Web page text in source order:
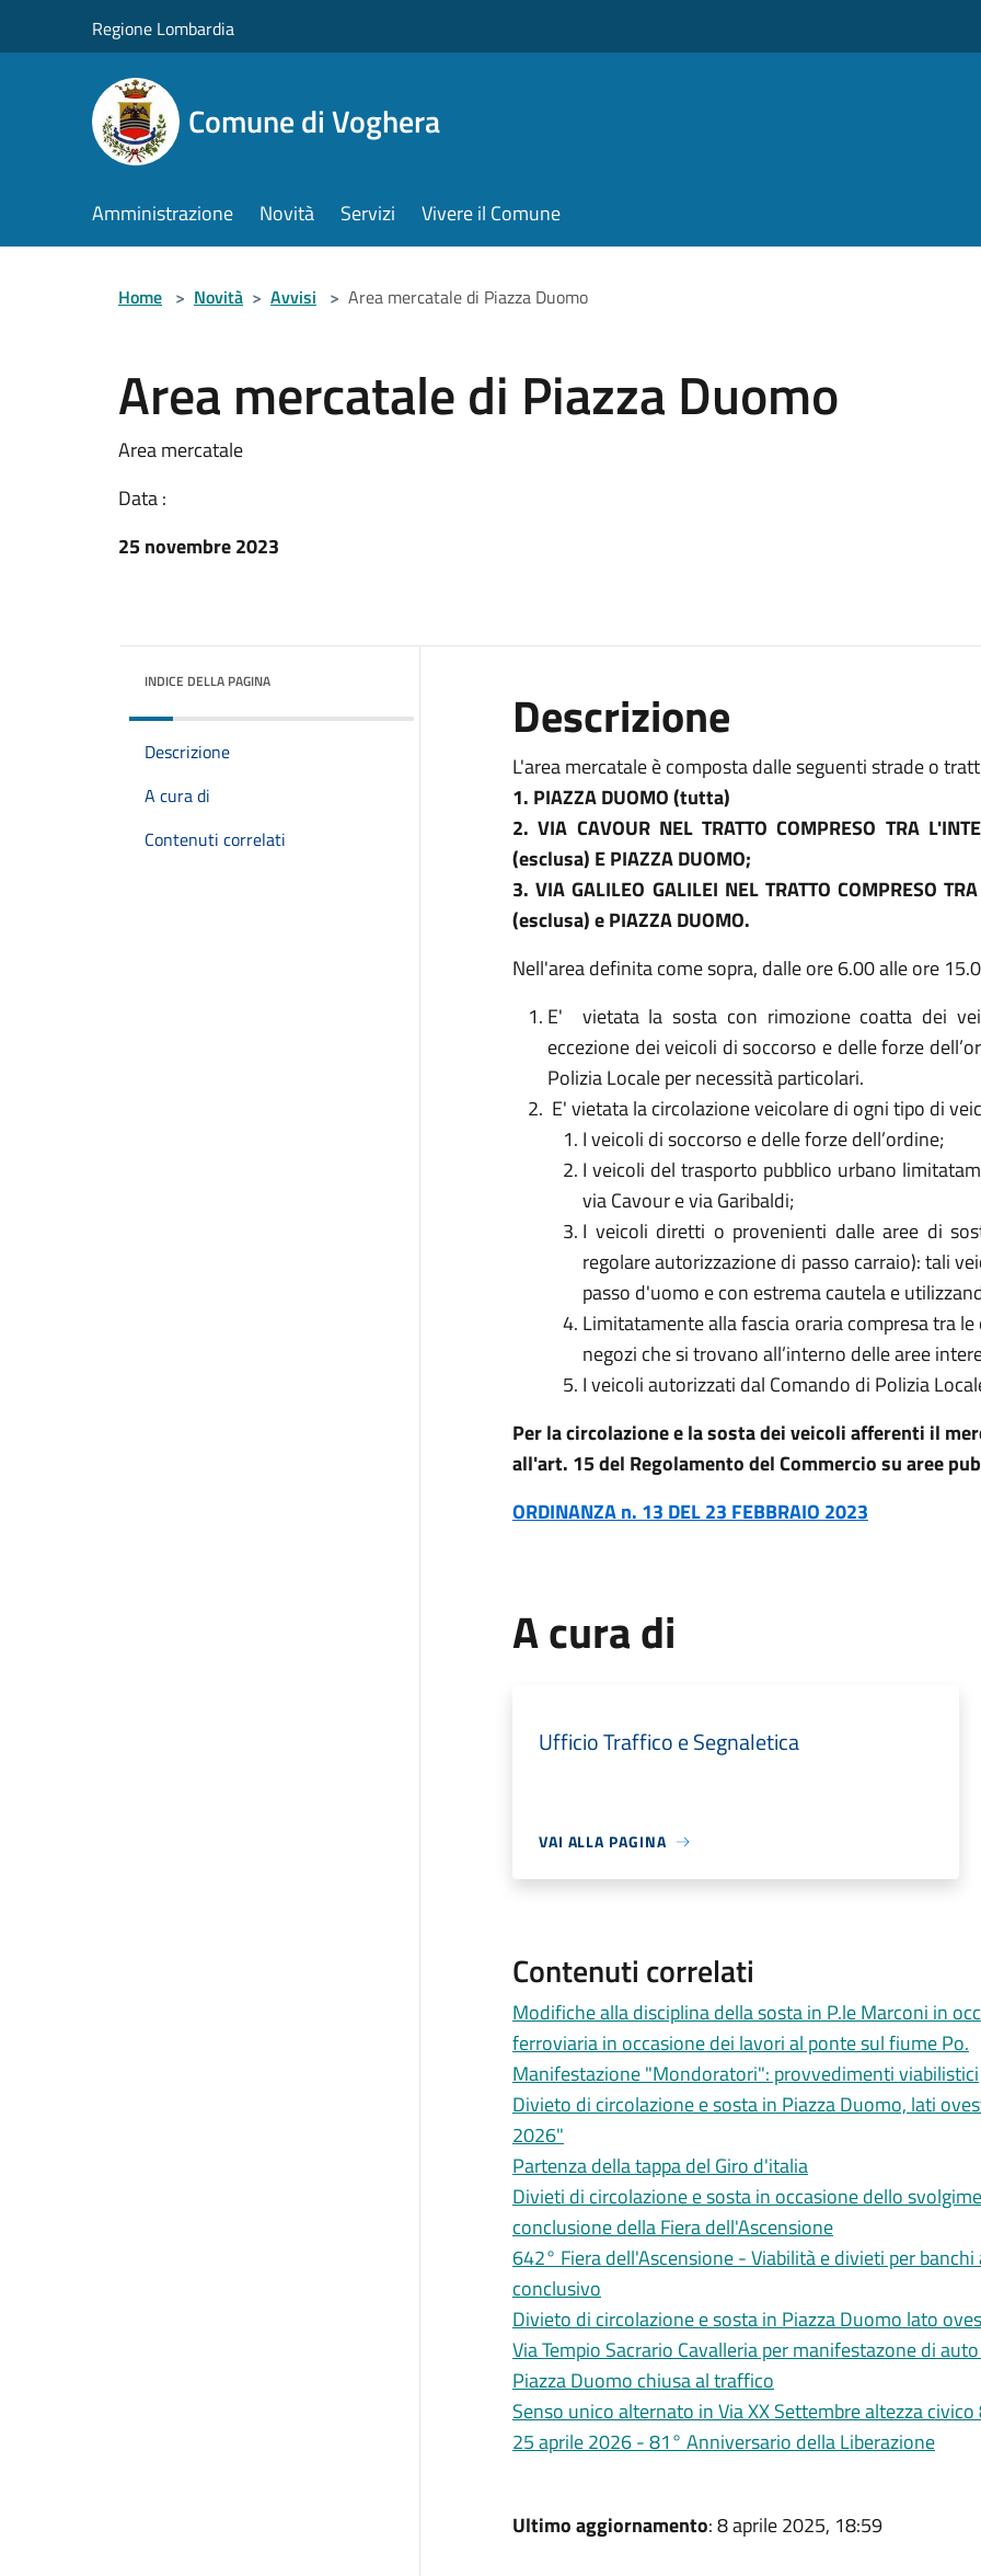
Regione Lombardia
Comune di Voghera
Amministrazione Novità Servizi Vivere il Comune
Home > Novità > Avvisi > Area mercatale di Piazza Duomo
Area mercatale di Piazza Duomo
Area mercatale
Data :
25 novembre 2023
INDICE DELLA PAGINA
Descrizione
A cura di
Contenuti correlati
Descrizione
L'area mercatale è composta dalle seguenti strade o
1. PIAZZA DUOMO (tutta)
2. VIA CAVOUR NEL TRATTO COMPRESO TRA
(esclusa) E PIAZZA DUOMO;
3. VIA GALILEO GALILEI NEL TRATTO COMPRESO
(esclusa) e PIAZZA DUOMO.
Nell'area definita come sopra, dalle ore 6.00 alle ore
E' vietata la sosta con rimozione coatta dei
eccezione dei veicoli di soccorso e delle forze
Polizia Locale per necessità particolari.
E' vietata la circolazione veicolare di ogni tipo di
I veicoli di soccorso e delle forze dell’ordine;
I veicoli del trasporto pubblico urbano
via Cavour e via Garibaldi;
I veicoli diretti o provenienti dalle aree di
regolare autorizzazione di passo carraio): tali
passo d'uomo e con estrema cautela e
Limitatamente alla fascia oraria compresa tra
negozi che si trovano all’interno delle aree
I veicoli autorizzati dal Comando di Polizia
Per la circolazione e la sosta dei veicoli afferenti il
all'art. 15 del Regolamento del Commercio su aree
ORDINANZA n. 13 DEL 23 FEBBRAIO 2023
A cura di
Ufficio Traffico e Segnaletica
VAI ALLA PAGINA
Contenuti correlati
Modifiche alla disciplina della sosta in P.le Marconi in
ferroviaria in occasione dei lavori al ponte sul fiume Po.
Manifestazione "Mondoratori": provvedimenti viabilistici
Divieto di circolazione e sosta in Piazza Duomo, lati
2026"
Partenza della tappa del Giro d'italia
Divieti di circolazione e sosta in occasione dello
conclusione della Fiera dell'Ascensione
642° Fiera dell'Ascensione - Viabilità e divieti per
conclusivo
Divieto di circolazione e sosta in Piazza Duomo lato
Via Tempio Sacrario Cavalleria per manifestazone di
Piazza Duomo chiusa al traffico
Senso unico alternato in Via XX Settembre altezza
25 aprile 2026 - 81° Anniversario della Liberazione
Ultimo aggiornamento: 8 aprile 2025, 18:59